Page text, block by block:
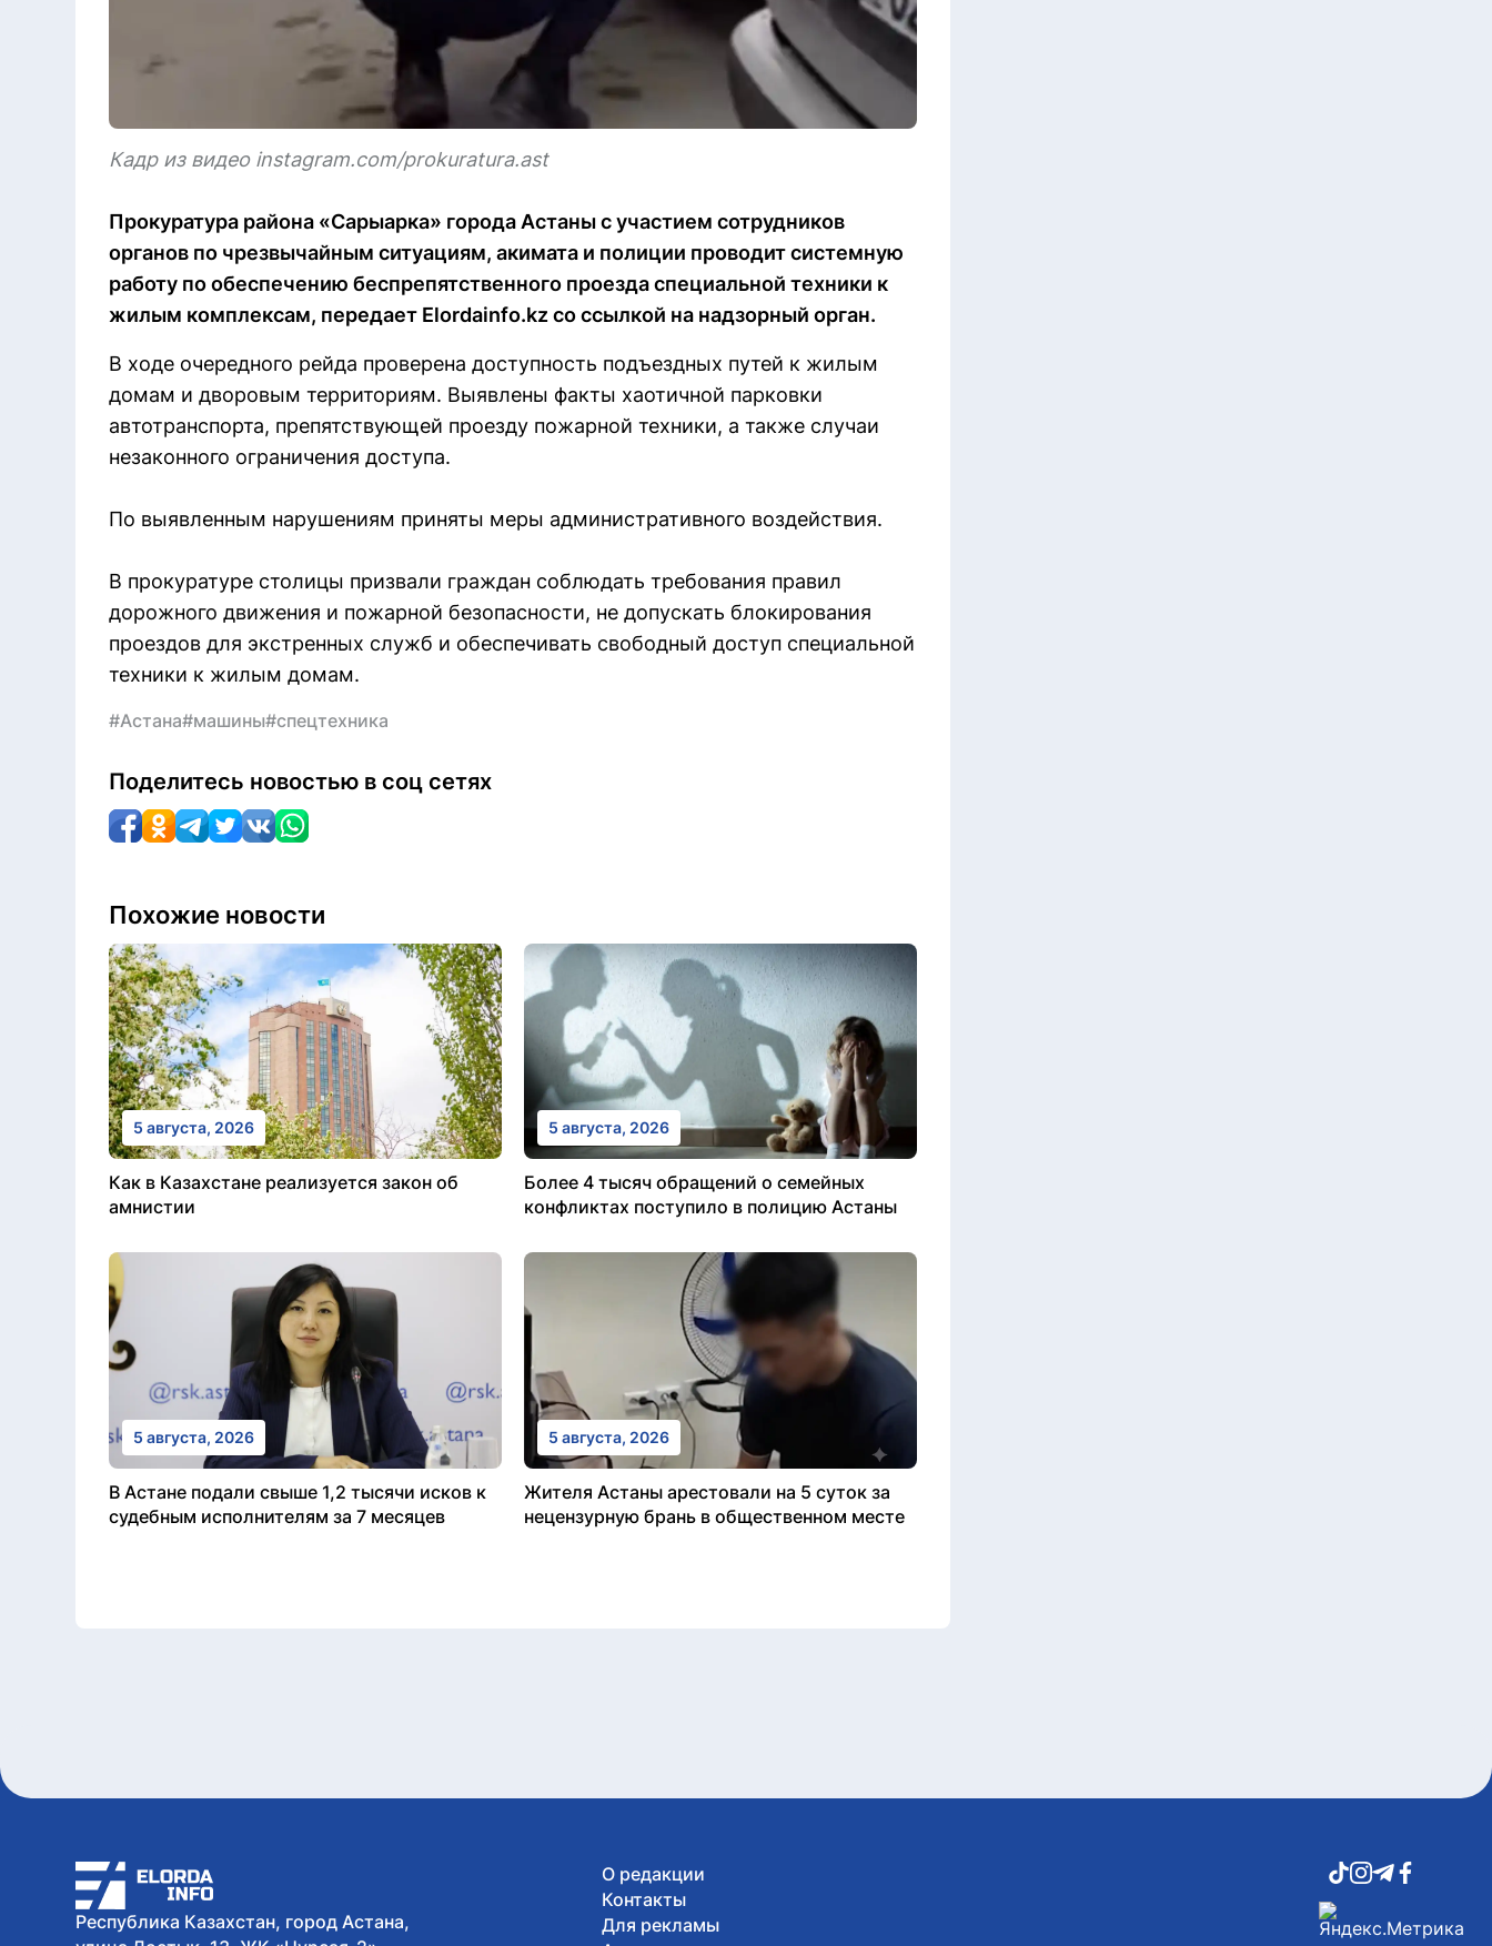
Кадр из видео instagram.com/prokuratura.ast
Прокуратура района «Сарыарка» города Астаны с участием сотрудников
органов по чрезвычайным ситуациям, акимата и полиции проводит системную
работу по обеспечению беспрепятственного проезда специальной техники к
жилым комплексам, передает Elordainfo.kz со ссылкой на надзорный орган.
В ходе очередного рейда проверена доступность подъездных путей к жилым
домам и дворовым территориям. Выявлены факты хаотичной парковки
автотранспорта, препятствующей проезду пожарной техники, а также случаи
незаконного ограничения доступа.
По выявленным нарушениям приняты меры административного воздействия.
В прокуратуре столицы призвали граждан соблюдать требования правил
дорожного движения и пожарной безопасности, не допускать блокирования
проездов для экстренных служб и обеспечивать свободный доступ специальной
техники к жилым домам.
#Астана#машины#спецтехника
Поделитесь новостью в соц сетях
Похожие новости
5 августа, 2026
Как в Казахстане реализуется закон об
амнистии
5 августа, 2026
Более 4 тысяч обращений о семейных
конфликтах поступило в полицию Астаны
5 августа, 2026
В Астане подали свыше 1,2 тысячи исков к
судебным исполнителям за 7 месяцев
5 августа, 2026
Жителя Астаны арестовали на 5 суток за
нецензурную брань в общественном месте
Республика Казахстан, город Астана,
О редакции
Контакты
Для рекламы